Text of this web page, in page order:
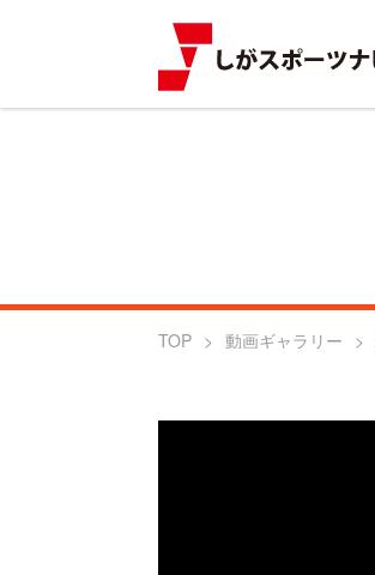
TOP 動画ギャラリー